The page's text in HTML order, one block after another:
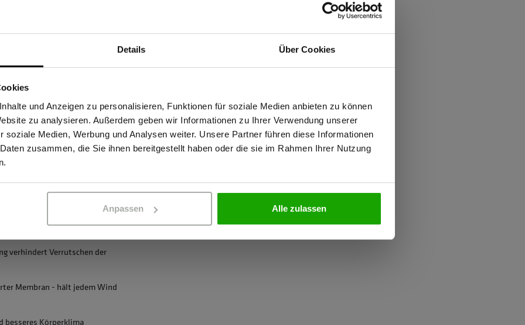
Details Über Cookies
und Anzeigen zu personalisieren, Funktionen für soziale Medien anbieten zu können
zu analysieren. Außerdem geben wir Informationen zu Ihrer Verwendung unserer
soziale Medien, Werbung und Analysen weiter. Unsere Partner führen diese Informationen
zusammen, die Sie ihnen bereitgestellt haben oder die sie im Rahmen Ihrer Nutzung
Anpassen Alle zulassen
Witterung und jeden
Die zweifach
kann sie abgenommen
Die innovative Document
Wetterschutz und
verhindert Verrutschen der
Membran - hält jedem Wind
besseres Körperklima
Sind Sie Gewerbetreibender?
dass ich Gewerbetreibender bin. Alle Preise werden netto ausgewiesen.
PRIVATPERSON